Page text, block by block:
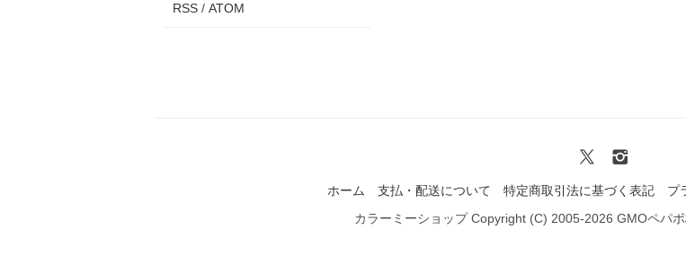
RSS / ATOM
ホーム 支払・配送について 特定商取引法に基づく表記 プ
カラーミーショップCopyright (C) 2005-2026 GMOペパ